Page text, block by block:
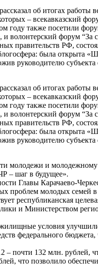
об итогах работы
– всекавказский
году также посетили
и волонтерский форум
правительств РФ,
была открыта
руководителю
об итогах работы
– всекавказский
году также посетили
и волонтерский форум
правительств РФ,
была открыта
руководителю
молодежи и
– шаг в будущее».
Главы Карачаево-
молодых семей
республиканская
и Министерством
условия
федерального
– почти 132 млн. рублей,
что позволило